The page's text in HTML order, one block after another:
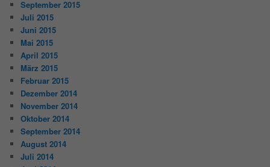
September 2015
Juli 2015
Juni 2015
Mai 2015
April 2015
März 2015
Februar 2015
Dezember 2014
November 2014
Oktober 2014
September 2014
August 2014
Juli 2014